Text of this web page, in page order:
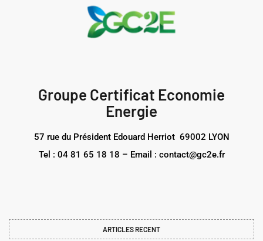
Groupe Certificat Economie
Energie
57 rue du Président Edouard Herriot 69002 LYON
Tel : 04 81 65 18 18 – Email : contact@gc2e.fr
ARTICLES RECENT